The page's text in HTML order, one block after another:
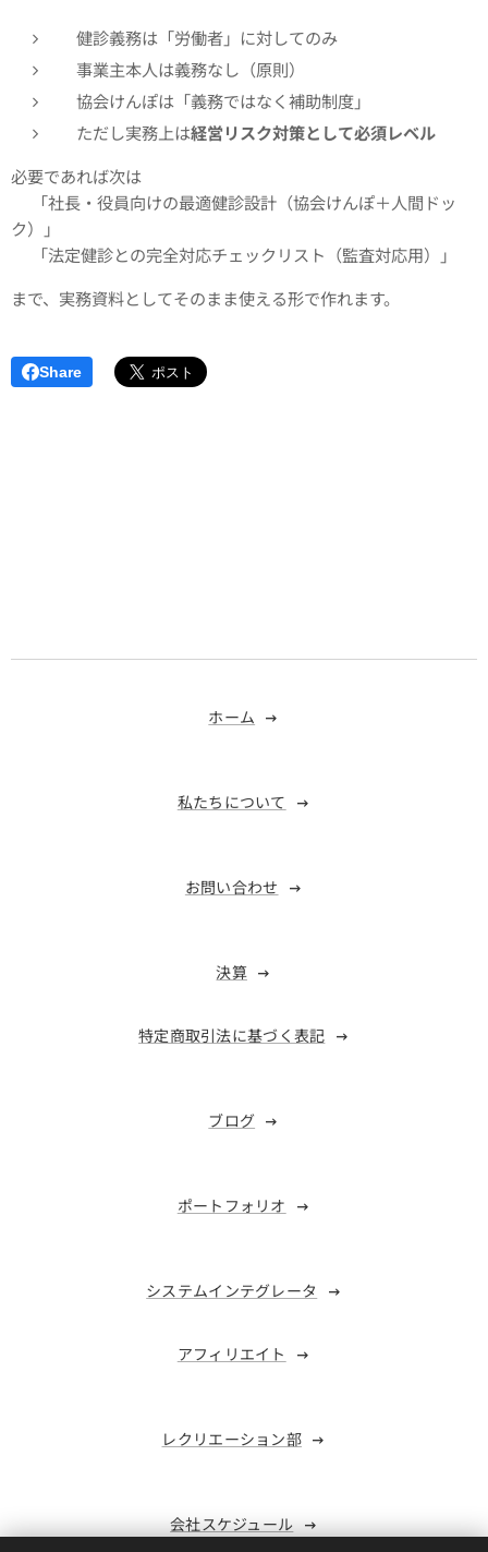
健診義務は「労働者」に対してのみ
事業主本人は義務なし（原則）
協会けんぽは「義務ではなく補助制度」
ただし実務上は経営リスク対策として必須レベル
必要であれば次は
✅「社長・役員向けの最適健診設計（協会けんぽ＋人間ドッ
ク）」
✅「法定健診との完全対応チェックリスト（監査対応用）」
まで、実務資料としてそのまま使える形で作れます。
Share
ホーム
私たちについて
お問い合わせ
決算
特定商取引法に基づく表記
ブログ
ポートフォリオ
システムインテグレータ
アフィリエイト
レクリエーション部
会社スケジュール